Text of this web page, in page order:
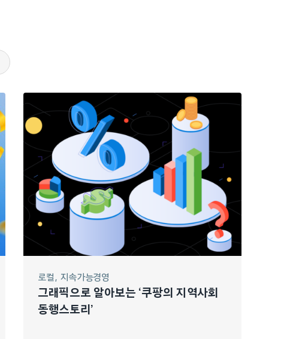
로컬 지속가능경영
그래픽으로 알아보는 ‘쿠팡의 지역사회
동행스토리’